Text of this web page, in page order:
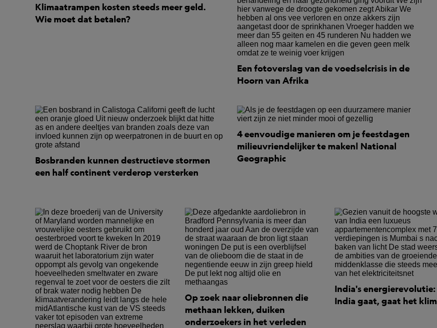
Klimaatrampen kosten steeds meer geld.
Wie moet dat betalen?
Een fotoverslag van de voedselcrisis in de
Hoorn van Afrika
Bosbranden kunnen destructieve stormen
een half continent verderop versterken
4 eenvoudige manieren om je feestdagen
milieuvriendelijker te maken| National
Geographic
Op zoek naar oliebronnen die
methaan lekken, duiken
onderzoekers in het verleden
India's energierevolutie:
India gaat, gaat het